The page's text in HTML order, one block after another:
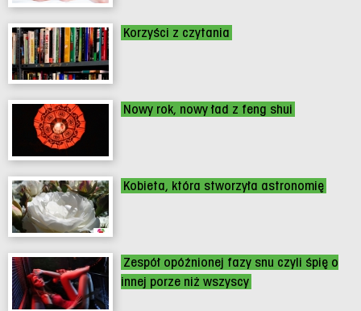
Korzyści z czytania
Nowy rok, nowy ład z feng shui
Kobieta, która stworzyła astronomię
Zespół opóźnionej fazy snu czyli śpię o
innej porze niż wszyscy